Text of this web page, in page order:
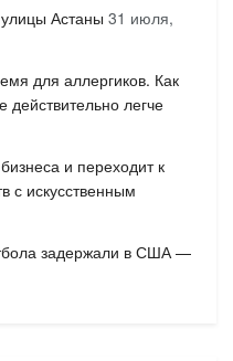
Астаны 31 июля,
для аллергиков. Как
действительно легче
и переходит к
с искусственным
задержали в США —